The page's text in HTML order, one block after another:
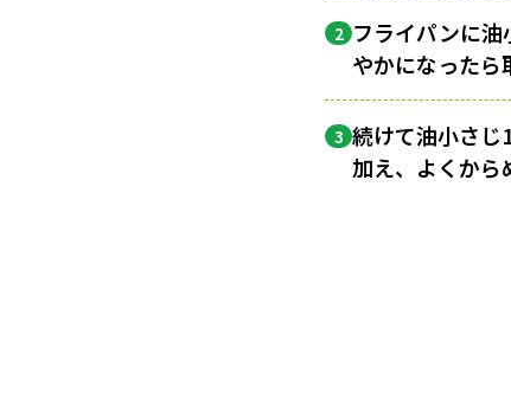
2 フライパンに油
やかになったら
3 続けて油小さじ
加え、よくから